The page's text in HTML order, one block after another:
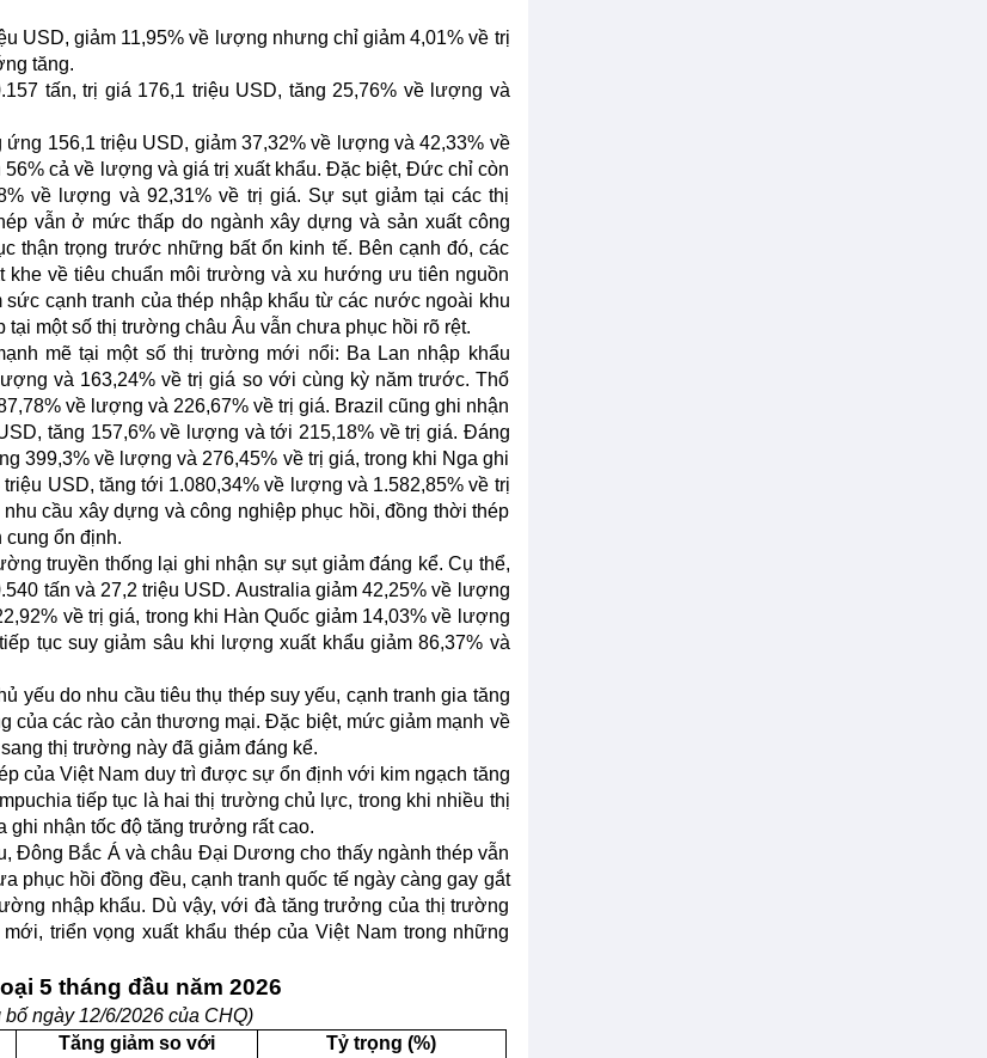
USD, giảm 11,95% về lượng nhưng chỉ giảm 4,01% về trị
tăng.
tấn, trị giá 176,1 triệu USD, tăng 25,76% về lượng và
156,1 triệu USD, giảm 37,32% về lượng và 42,33% về
cả về lượng và giá trị xuất khẩu. Đặc biệt, Đức chỉ còn
về lượng và 92,31% về trị giá. Sự sụt giảm tại các thị
vẫn ở mức thấp do ngành xây dựng và sản xuất công
thận trọng trước những bất ổn kinh tế. Bên cạnh đó, các
về tiêu chuẩn môi trường và xu hướng ưu tiên nguồn
cạnh tranh của thép nhập khẩu từ các nước ngoài khu
một số thị trường châu Âu vẫn chưa phục hồi rõ rệt.
mẽ tại một số thị trường mới nổi: Ba Lan nhập khẩu
và 163,24% về trị giá so với cùng kỳ năm trước. Thổ
về lượng và 226,67% về trị giá. Brazil cũng ghi nhận
tăng 157,6% về lượng và tới 215,18% về trị giá. Đáng
399,3% về lượng và 276,45% về trị giá, trong khi Nga ghi
USD, tăng tới 1.080,34% về lượng và 1.582,85% về trị
cầu xây dựng và công nghiệp phục hồi, đồng thời thép
cung ổn định.
truyền thống lại ghi nhận sự sụt giảm đáng kể. Cụ thể,
tấn và 27,2 triệu USD. Australia giảm 42,25% về lượng
về trị giá, trong khi Hàn Quốc giảm 14,03% về lượng
tục suy giảm sâu khi lượng xuất khẩu giảm 86,37% và
yếu do nhu cầu tiêu thụ thép suy yếu, cạnh tranh gia tăng
của các rào cản thương mại. Đặc biệt, mức giảm mạnh về
thị trường này đã giảm đáng kể.
của Việt Nam duy trì được sự ổn định với kim ngạch tăng
tiếp tục là hai thị trường chủ lực, trong khi nhiều thị
nhận tốc độ tăng trưởng rất cao.
Đông Bắc Á và châu Đại Dương cho thấy ngành thép vẫn
phục hồi đồng đều, cạnh tranh quốc tế ngày càng gay gắt
nhập khẩu. Dù vậy, với đà tăng trưởng của thị trường
triển vọng xuất khẩu thép của Việt Nam trong những
5 tháng đầu năm 2026
bố ngày 12/6/2026 của CHQ)
Tăng giảm so với
Tỷ trọng (%)